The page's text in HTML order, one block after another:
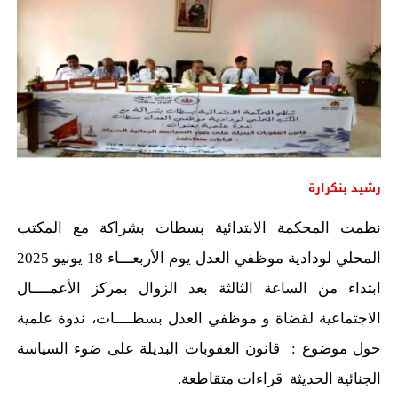
رشيد بنكرارة
نظمت المحكمة الابتدائية بسطات بشراكة مع المكتب
المحلي لودادية موظفي العدل يوم الأربعـــاء 18 يونيو 2025
ابتداء من الساعة الثالثة بعد الزوال بمركز الأعمــــال
الاجتماعية لقضاة و موظفي العدل بسطــــات، ندوة علمية
حول موضوع : قانون العقوبات البديلة على ضوء السياسة
الجنائية الحديثة قراءات متقاطعة.